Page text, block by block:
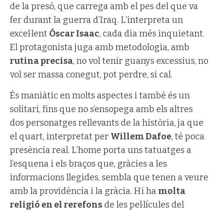
de la presó, que carrega amb el pes del que va
fer durant la guerra d’Iraq. L’interpreta un
excel·lent Óscar Isaac, cada dia més inquietant.
El protagonista juga amb metodologia, amb
rutina precisa, no vol tenir guanys excessius, no
vol ser massa conegut, pot perdre, si cal.
És maniàtic en molts aspectes i també és un
solitari, fins que no s’ensopega amb els altres
dos personatges rellevants de la història, ja que
el quart, interpretat per Willem Dafoe, té poca
presència real. L’home porta uns tatuatges a
l’esquena i els braços que, gràcies a les
informacions llegides, sembla que tenen a veure
amb la providència i la gràcia. Hi ha molta
religió en el rerefons de les pel·lícules del